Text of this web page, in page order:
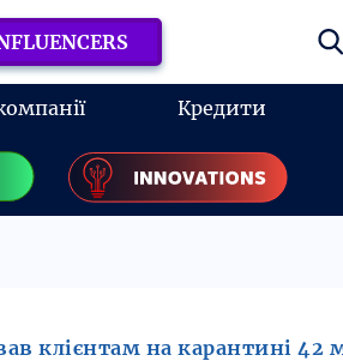
Кредити
клієнтам на карантині 42